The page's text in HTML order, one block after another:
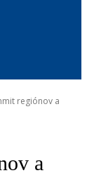
regiónov a
a